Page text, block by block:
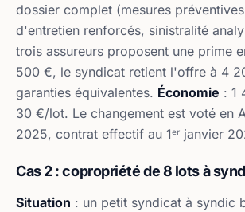
dossier complet (mesures
d'entretien renforcés, sinistralité
trois assureurs proposent une prime
500 €, le syndicat retient l'offre à 4
garanties équivalentes. Économie : 1
30 €/lot. Le changement est voté en
2025, contrat effectif au 1ᵉʳ janvier
Cas 2 : copropriété de 8 lots à
Situation : un petit syndicat à syndic